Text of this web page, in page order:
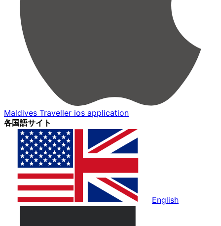
Maldives Traveller ios application
各国語サイト
English